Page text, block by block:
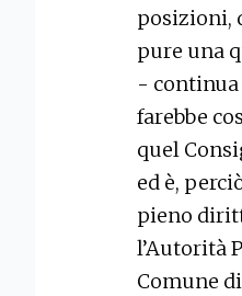
posizioni,
pure una
-
farebbe
quel
ed è,
pieno
l’Autorità
Comune